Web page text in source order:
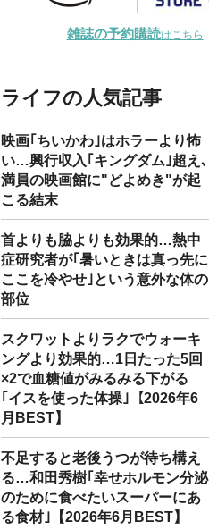
雑誌の予約購読はこちら
ライフの人気記事
映画｢ちいかわ｣はホラーより怖
い…興行収入｢キングダム｣超え､
満員の映画館に"どよめき"が起
こる結末
首よりも脇よりも効果的…熱中
症研究者が｢暑いときは真っ先に
ここを冷やせ｣という意外な体の
部位
スクワットよりラクでウォーキ
ングより効果的…1日たった5回
×2で血糖値がみるみる下がる
｢イスを使った体操｣【2026年6
月BEST】
不足すると老後うつが待ち構え
る…和田秀樹｢幸せホルモン分泌
のために食べたいスーパーにあ
る食材｣【2026年6月BEST】